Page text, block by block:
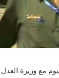
مع وزيرة